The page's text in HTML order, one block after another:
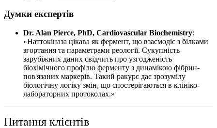
Думки експертів
Dr. Alan Pierce, PhD, Cardiovascular Biochemistry:
«Наттокіназа цікава як фермент, що взаємодіє з білками
згортання та параметрами реології. Сукупність
зарубіжних даних свідчить про узгодженість
біохімічного профілю ферменту з динамікою фібрин-
пов'язаних маркерів. Такий ракурс дає зрозумілу
біологічну логіку змін, що спостерігаються в клініко-
лабораторних протоколах.»
Питання клієнтів